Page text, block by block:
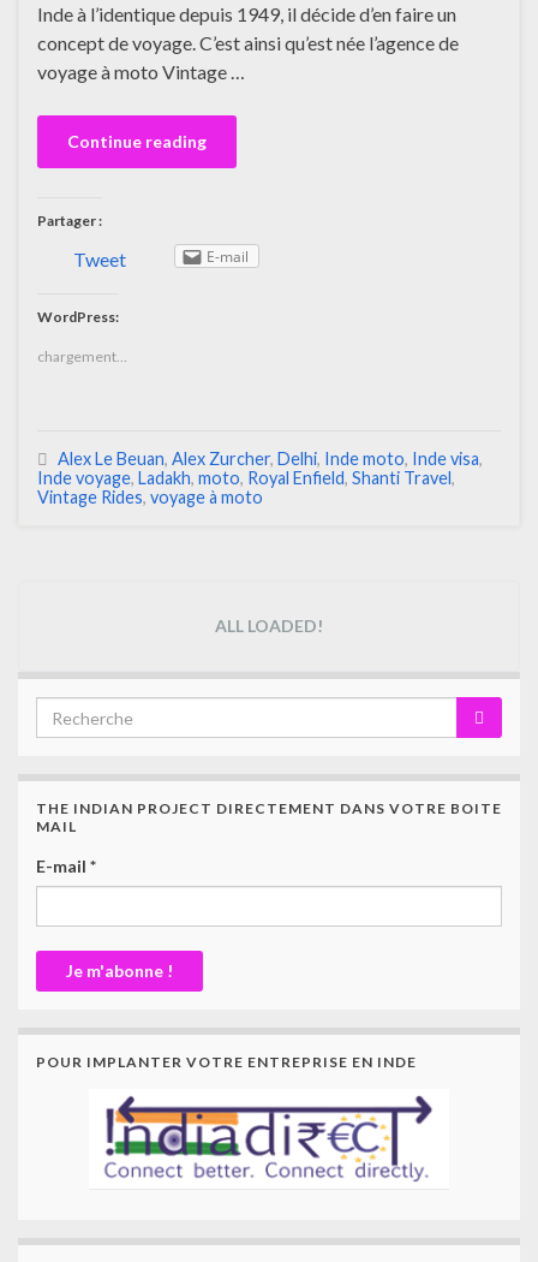
Inde à l’identique depuis 1949, il décide d’en faire un
concept de voyage. C’est ainsi qu’est née l’agence de
voyage à moto Vintage …
Continue reading
Partager :
Tweet E-mail
WordPress:
chargement…
Alex Le Beuan, Alex Zurcher, Delhi, Inde moto, Inde visa,
Inde voyage, Ladakh, moto, Royal Enfield, Shanti Travel,
Vintage Rides, voyage à moto
ALL LOADED!
THE INDIAN PROJECT DIRECTEMENT DANS VOTRE BOITE
MAIL
E-mail *
POUR IMPLANTER VOTRE ENTREPRISE EN INDE